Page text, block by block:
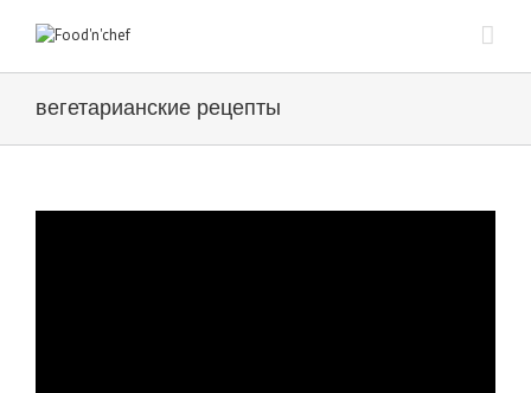
вегетарианские рецепты